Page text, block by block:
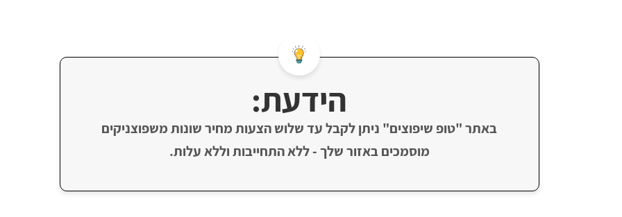
הידעת:
באתר "טופ שיפוצים" ניתן לקבל עד שלוש הצעות מחיר שונות משפוצניקים
מוסמכים באזור שלך - ללא התחייבות וללא עלות.